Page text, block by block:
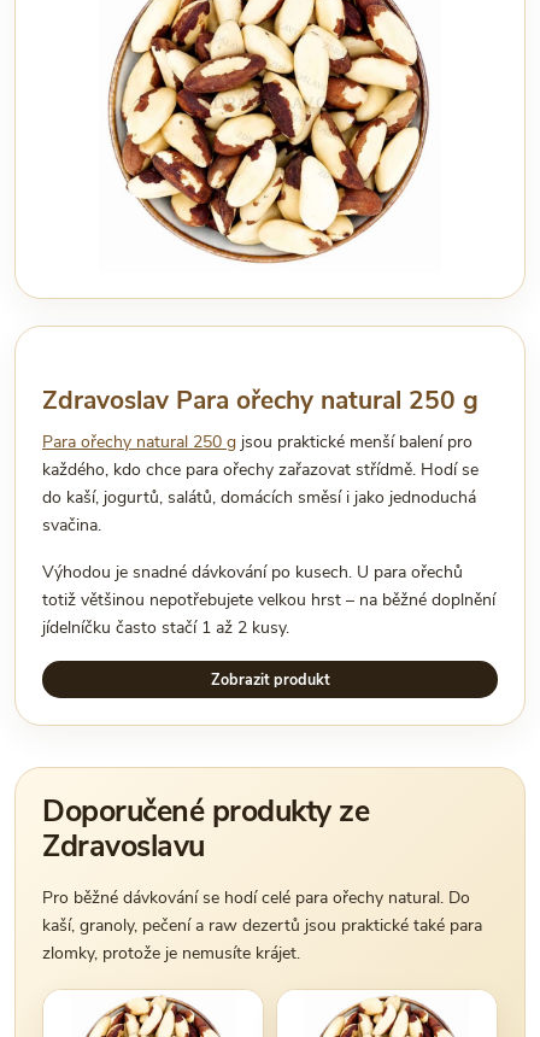
Zdravoslav Para ořechy natural 250 g
Para ořechy natural 250 g jsou praktické menší balení pro
každého, kdo chce para ořechy zařazovat střídmě. Hodí se
do kaší, jogurtů, salátů, domácích směsí i jako jednoduchá
svačina.
Výhodou je snadné dávkování po kusech. U para ořechů
totiž většinou nepotřebujete velkou hrst – na běžné doplnění
jídelníčku často stačí 1 až 2 kusy.
Zobrazit produkt
Doporučené produkty ze
Zdravoslavu
Pro běžné dávkování se hodí celé para ořechy natural. Do
kaší, granoly, pečení a raw dezertů jsou praktické také para
zlomky, protože je nemusíte krájet.